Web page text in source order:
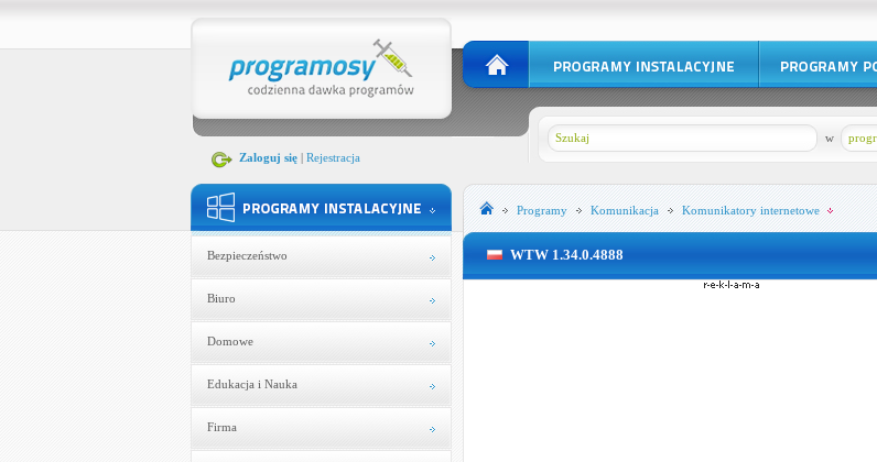
Zaloguj się| Rejestracja
w
Bezpieczeństwo
Biuro
Domowe
Edukacja i Nauka
Firma
Programy Komunikacja Komunikatory internetowe
WTW 1.34.0.4888